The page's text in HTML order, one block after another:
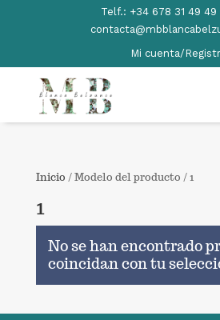
Telf.: +34 678 31 49 49
Mi cuenta/
Inicio / Modelo del producto / 1
1
No se han encontrado
coincidan con tu